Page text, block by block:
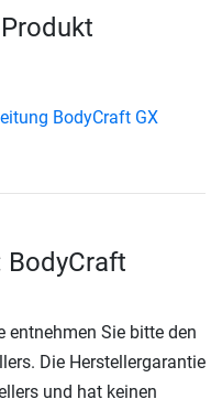
BodyCraft GX
BodyCraft
entnehmen Sie bitte den
Die Herstellergarantie
und hat keinen